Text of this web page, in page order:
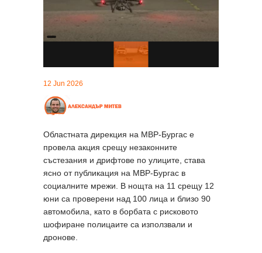
12 Jun 2026
Областната дирекция на МВР-Бургас е
провела акция срещу незаконните
състезания и дрифтове по улиците, става
ясно от публикация на МВР-Бургас в
социалните мрежи. В нощта на 11 срещу 12
юни са проверени над 100 лица и близо 90
автомобила, като в борбата с рисковото
шофиране полицаите са използвали и
дронове.